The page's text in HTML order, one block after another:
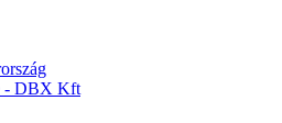
- DBX Kft